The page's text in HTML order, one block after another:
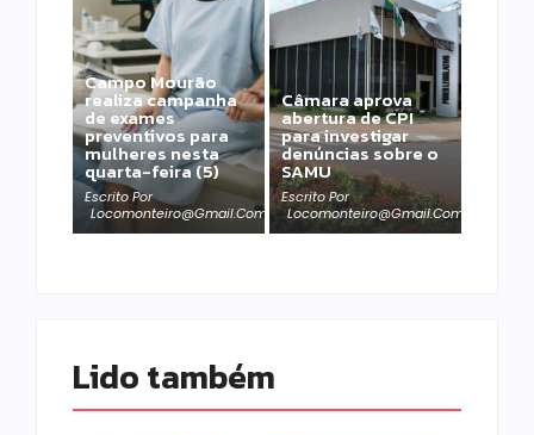
Campo Mourão
realiza campanha
de exames
preventivos para
mulheres nesta
quarta-feira (5)
Escrito Por
Locomonteiro@gmail.com
Câmara aprova
abertura de CPI
para investigar
denúncias sobre o
SAMU
Escrito Por
Locomonteiro@gmail.com
Lido também